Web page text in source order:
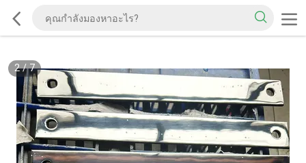
2/7